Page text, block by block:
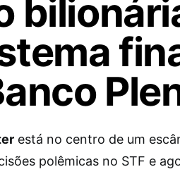
está no centro de um
polêmicas no STF e